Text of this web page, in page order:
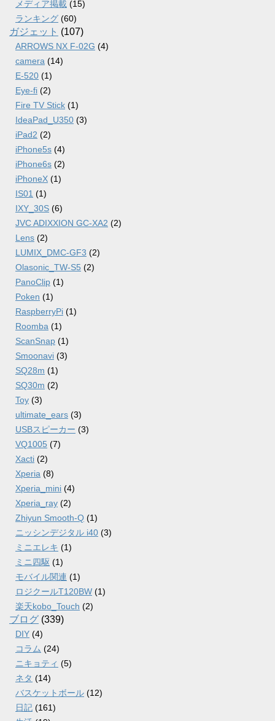
メディア掲載 (15)
ランキング (60)
ガジェット (107)
ARROWS NX F-02G (4)
camera (14)
E-520 (1)
Eye-fi (2)
Fire TV Stick (1)
IdeaPad_U350 (3)
iPad2 (2)
iPhone5s (4)
iPhone6s (2)
iPhoneX (1)
IS01 (1)
IXY_30S (6)
JVC ADIXXION GC-XA2 (2)
Lens (2)
LUMIX_DMC-GF3 (2)
Olasonic_TW-S5 (2)
PanoClip (1)
Poken (1)
RaspberryPi (1)
Roomba (1)
ScanSnap (1)
Smoonavi (3)
SQ28m (1)
SQ30m (2)
Toy (3)
ultimate_ears (3)
USBスピーカー (3)
VQ1005 (7)
Xacti (2)
Xperia (8)
Xperia_mini (4)
Xperia_ray (2)
Zhiyun Smooth-Q (1)
ニッシンデジタル i40 (3)
ミニエレキ (1)
ミニ四駆 (1)
モバイル関連 (1)
ロジクールT120BW (1)
楽天kobo_Touch (2)
ブログ (339)
DIY (4)
コラム (24)
ニキョティ (5)
ネタ (14)
バスケットボール (12)
日記 (161)